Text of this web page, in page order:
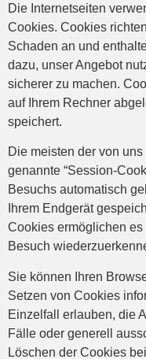
Die Internetseiten
Cookies. Cookies
Schaden an und
dazu, unser Angebot
sicherer zu machen.
auf Ihrem Rechner
speichert.
Die meisten der von
genannte “Session-
Besuchs automatisch
Ihrem Endgerät
Cookies ermöglichen
Besuch
Sie können Ihren
Setzen von Cookies
Einzelfall erlauben, die
Fälle oder generell
Löschen der Cookies